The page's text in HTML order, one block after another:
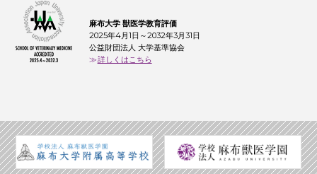
麻布大学 獣医学教育評価
2025年4月1日～2032年3月31日
公益財団法人 大学基準協会
詳しくはこちら